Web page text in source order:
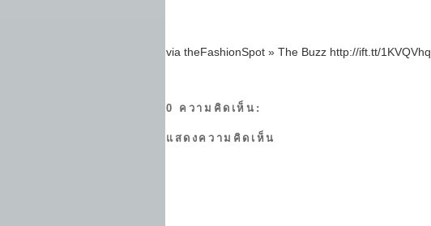
via theFashionSpot » The Buzz http://ift.tt/1KVQVhq
0 ความคิดเห็น:
แสดงความคิดเห็น